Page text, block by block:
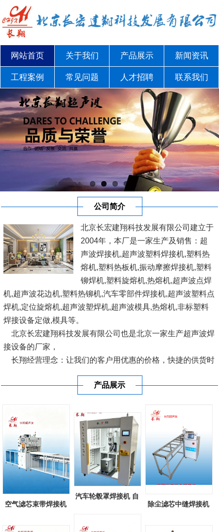
网站首页 关于我们 产品展示 新闻资讯
工程案例 常见问题 人才招聘 联系我们
公司简介
北京长宏建翔科技发展有限公司建立于
2004年，本厂是一家生产及销售：超
声波焊接机,超声波塑料焊接机,塑料热
熔机,塑料热板机,振动摩擦焊接机,塑料
铆焊机,塑料旋熔机,热熔机,超声波点焊
机,超声波花边机,塑料热铆机,汽车零部件焊接机,超声波塑料点
焊机,定位旋熔机,超声波塑焊机,超声波模具,热熔机,非标塑料
焊接设备定做,模具等。
北京长宏建翔科技发展有限公司也是北京一家生产超声波焊
接设备的厂家，
长翔经营理念：让我们的客户用优惠的价格，快捷的供货时
利联盟，共同开发完善塑料焊接设...
[查看详情]
产品展示
空气滤芯束带焊接机
汽车轮毂罩焊接机 自
除尘滤芯中缝焊接机